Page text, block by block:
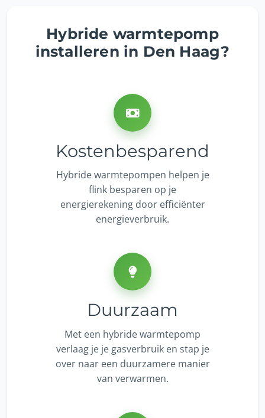
Hybride warmtepomp
installeren in Den Haag?
Kostenbesparend
Hybride warmtepompen helpen je
flink besparen op je
energierekening door efficiënter
energieverbruik.
Duurzaam
Met een hybride warmtepomp
verlaag je je gasverbruik en stap je
over naar een duurzamere manier
van verwarmen.